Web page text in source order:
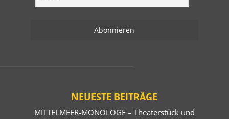
NEUESTE BEITRÄGE
MITTELMEER-MONOLOGE – Theaterstück und